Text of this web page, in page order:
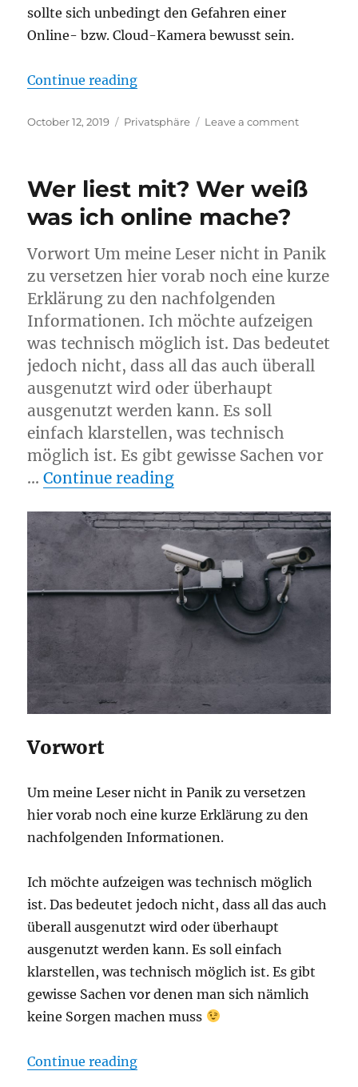
sollte sich unbedingt den Gefahren einer
Online- bzw. Cloud-Kamera bewusst sein.
Continue reading“Aktuelle Schlagzeile: Amazon-
Posted
October 12, 2019 Categories
Privatsphäre Leave a commenton
Mitarbeiter
Sex
zu
Wer liest mit? Wer weiß
was ich online mache?
Vorwort Um meine Leser nicht in Panik
zu versetzen hier vorab noch eine kurze
Erklärung zu den nachfolgenden
Informationen. Ich möchte aufzeigen
was technisch möglich ist. Das bedeutet
jedoch nicht, dass all das auch überall
ausgenutzt wird oder überhaupt
ausgenutzt werden kann. Es soll
einfach klarstellen, was technisch
möglich ist. Es gibt gewisse Sachen vor
…Continue reading“Wer liest mit? Wer
Vorwort
Um meine Leser nicht in Panik zu versetzen
hier vorab noch eine kurze Erklärung zu den
nachfolgenden Informationen.
Ich möchte aufzeigen was technisch möglich
ist. Das bedeutet jedoch nicht, dass all das auch
überall ausgenutzt wird oder überhaupt
ausgenutzt werden kann. Es soll einfach
klarstellen, was technisch möglich ist. Es gibt
gewisse Sachen vor denen man sich nämlich
keine Sorgen machen muss
Continue reading“Wer liest mit? Wer weiß was ich